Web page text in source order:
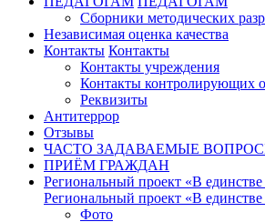
Сборники методических
Независимая оценка качества
Контакты Контакты
Контакты учреждения
Контакты контролирующих
Реквизиты
Антитеррор
Отзывы
ЧАСТО ЗАДАВАЕМЫЕ
ПРИЁМ ГРАЖДАН
Региональный проект «В
Региональный проект «В
Фото